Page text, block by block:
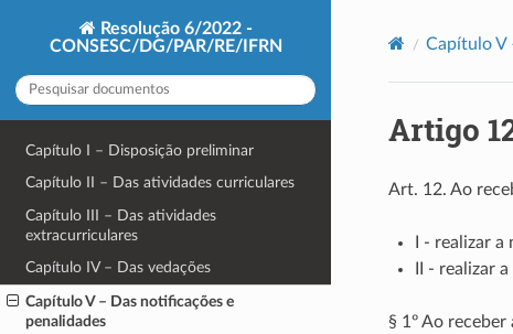
Resolução 6/2022 -
CONSESC/DG/PAR/RE/IFRN
Capítulo I – Disposição preliminar
Capítulo II – Das atividades curriculares
Capítulo III – Das atividades
extracurriculares
Capítulo IV – Das vedações
Capítulo V – Das notificações e
penalidades
Capítulo V
Artigo
Art. 12. Ao
I - realizar
II - realizar
§ 1º Ao